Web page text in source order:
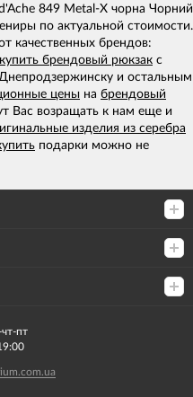
849 Metal-X чорна Чорний
по актуальной стоимости.
качественных брендов:
купить брендовый рюкзак с
и остальным
цены на брендовый
Вас возращать к нам еще и
изделия из серебра
подарки можно не
пт